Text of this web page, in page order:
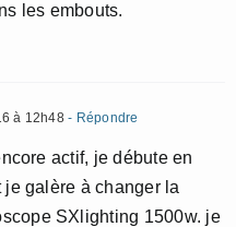
les embouts.
à 12h48- Répondre
actif, je débute en
galère à changer la
SXlighting 1500w. je